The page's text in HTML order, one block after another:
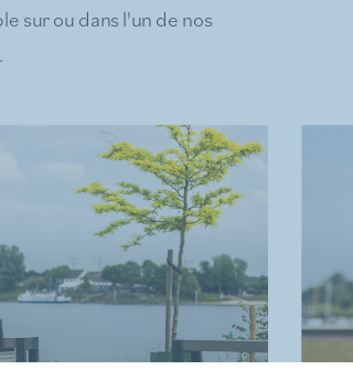
sur ou dans l'un de nos